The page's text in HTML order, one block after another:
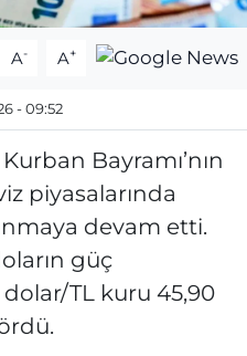
A- A+
- 09:52
Bayramı’nın
piyasalarında
devam etti.
güç
TL kuru 45,90